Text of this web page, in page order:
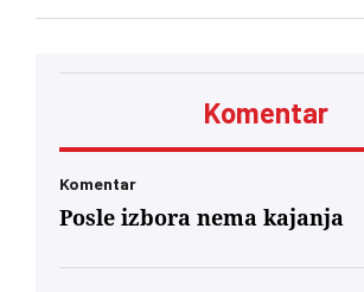
Komentar
Komentar
Posle izbora nema kajanja